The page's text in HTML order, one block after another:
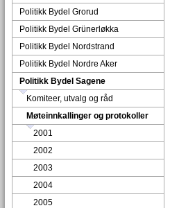
Politikk Bydel Grorud
Politikk Bydel Grünerløkka
Politikk Bydel Nordstrand
Politikk Bydel Nordre Aker
Politikk Bydel Sagene
Komiteer, utvalg og råd
Møteinnkallinger og protokoller
2001
2002
2003
2004
2005